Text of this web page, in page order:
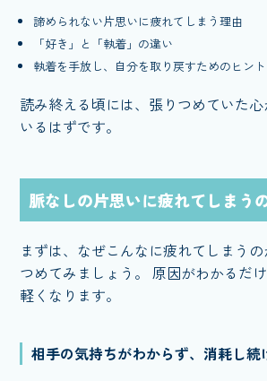
諦められない片思いに疲れてしまう理由
「好き」と「執着」の違い
執着を手放し、自分を取り戻すためのヒント
読み終える頃には、張りつめていた
いるはずです。
脈なしの片思いに疲れてしまう
まずは、なぜこんなに疲れてしまう
つめてみましょう。 原因がわかるだ
軽くなります。
相手の気持ちがわからず、消耗し続